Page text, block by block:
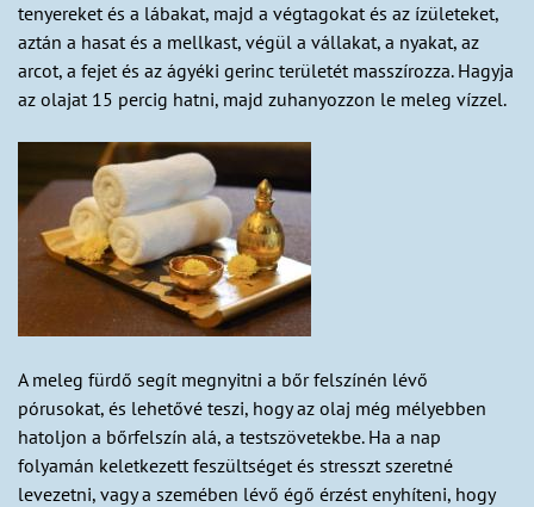
tenyereket és a lábakat, majd a végtagokat és az ízületeket,
aztán a hasat és a mellkast, végül a vállakat, a nyakat, az
arcot, a fejet és az ágyéki gerinc területét masszírozza. Hagyja
az olajat 15 percig hatni, majd zuhanyozzon le meleg vízzel.
A meleg fürdő segít megnyitni a bőr felszínén lévő
pórusokat, és lehetővé teszi, hogy az olaj még mélyebben
hatoljon a bőrfelszín alá, a testszövetekbe. Ha a nap
folyamán keletkezett feszültséget és stresszt szeretné
levezetni, vagy a szemében lévő égő érzést enyhíteni, hogy